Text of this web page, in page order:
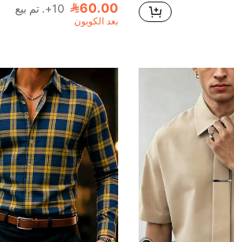
60.00 10+. تم بيع
بعد الكوبون